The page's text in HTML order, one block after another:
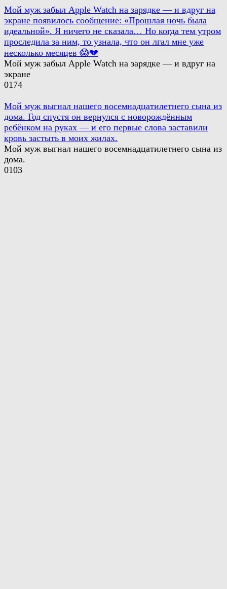
Мой муж забыл Apple Watch на зарядке — и вдруг на
экране появилось сообщение: «Прошлая ночь была
идеальной». Я ничего не сказала… Но когда тем утром
проследила за ним, то узнала, что он лгал мне уже
несколько месяцев 😱💔
Мой муж забыл Apple Watch на зарядке — и вдруг на
экране
0174
Мой муж выгнал нашего восемнадцатилетнего сына из
дома. Год спустя он вернулся с новорождённым
ребёнком на руках — и его первые слова заставили
кровь застыть в моих жилах.
Мой муж выгнал нашего восемнадцатилетнего сына из
дома.
0103